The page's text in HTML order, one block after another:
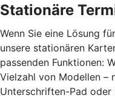
Stationäre
Wenn Sie eine Lösung
unsere stationären
passenden Funktionen:
Vielzahl von Modellen –
Unterschriften-Pad oder